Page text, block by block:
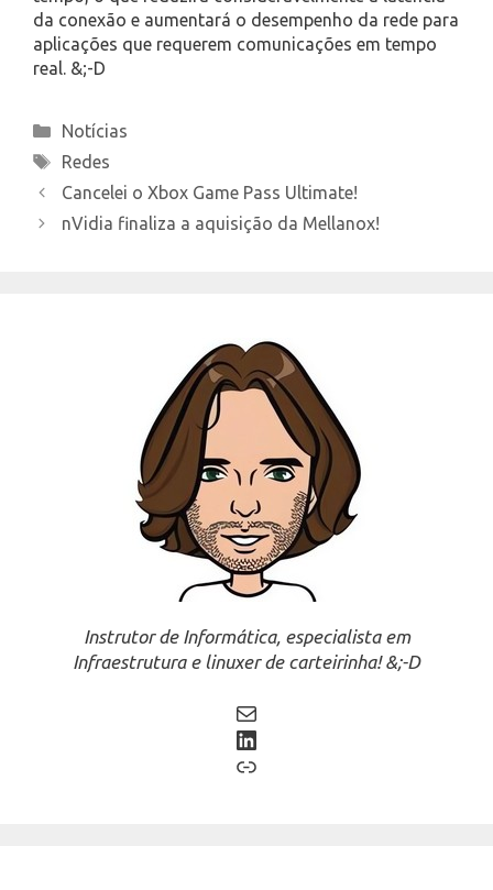
da conexão e aumentará o desempenho da rede para
aplicações que requerem comunicações em tempo
real. &;-D
Categories
Notícias
Tags
Redes
Cancelei o Xbox Game Pass Ultimate!
nVidia finaliza a aquisição da Mellanox!
Instrutor de Informática, especialista em
Infraestrutura e linuxer de carteirinha! &;-D
Mail
LinkedIn
Link